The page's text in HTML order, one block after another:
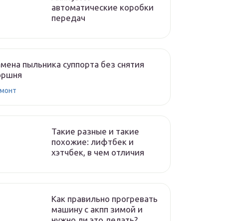
автоматические коробки
передач
пыльника суппорта без снятия
Такие разные и такие
похожие: лифтбек и
хэтчбек, в чем отличия
Как правильно прогревать
машину с акпп зимой и